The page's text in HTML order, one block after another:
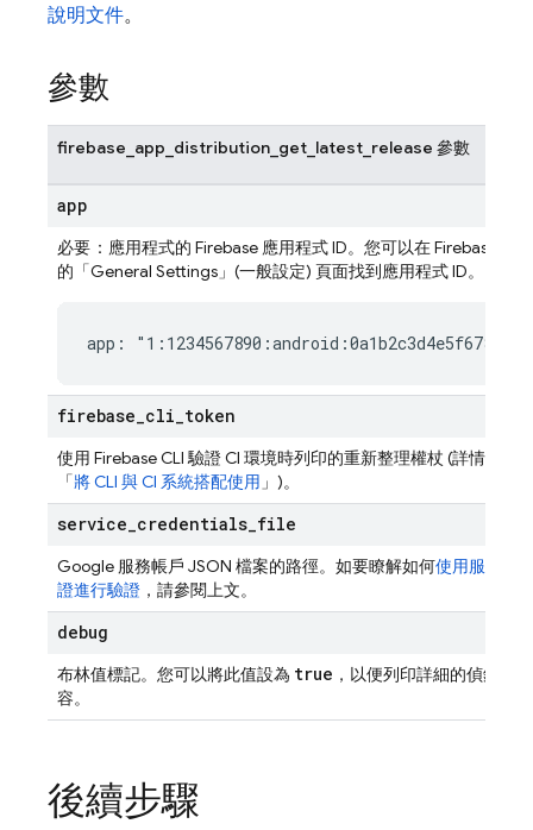
說明文件。
參數
firebase_app_distribution_get_latest_release 參數
app
必要 ：應用程式的 Firebase 應用程式 ID。您可以在Firebase
的「General Settings」(一般設定) 頁面找到應用程式 ID。
app: "1:1234567890:android:0a1b2c3d4e5f67890"
firebase_cli_token
使用 FirebaseCLI 驗證 CI 環境時列印的重新整理權杖 (詳情請參
「將 CLI 與 CI 系統搭配使用 」)。
service_credentials_file
Google 服務帳戶 JSON 檔案的路徑。如要瞭解如何使用服務帳
證進行驗證 ，請參閱上文。
debug
布林值標記。您可以將此值設為 true ，以便列印詳細的偵錯輸
容。
後續步驟